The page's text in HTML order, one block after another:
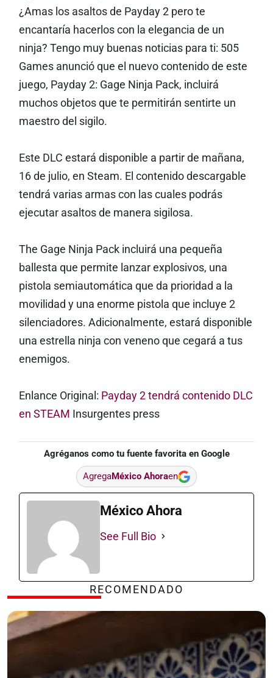
¿Amas los asaltos de Payday 2 pero te
encantaría hacerlos con la elegancia de un
ninja? Tengo muy buenas noticias para ti: 505
Games anunció que el nuevo contenido de este
juego, Payday 2: Gage Ninja Pack, incluirá
muchos objetos que te permitirán sentirte un
maestro del sigilo.
Este DLC estará disponible a partir de mañana,
16 de julio, en Steam. El contenido descargable
tendrá varias armas con las cuales podrás
ejecutar asaltos de manera sigilosa.
The Gage Ninja Pack incluirá una pequeña
ballesta que permite lanzar explosivos, una
pistola semiautomática que da prioridad a la
movilidad y una enorme pistola que incluye 2
silenciadores. Adicionalmente, estará disponible
una estrella ninja con veneno que cegará a tus
enemigos.
Enlance Original: Payday 2 tendrá contenido DLC
en STEAM
Insurgentes press
Agréganos como tu fuente favorita en Google
AgregaMéxico Ahoraen
México Ahora
See Full Bio
RECOMENDADO